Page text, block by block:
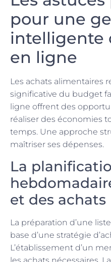
pour une
intelligente
en ligne
Les achats alimentaires
significative du budget
ligne offrent des
réaliser des économies
temps. Une approche
maîtriser ses dépenses.
La
et des achats
La préparation d’une
base d’une stratégie
L’établissement d’un